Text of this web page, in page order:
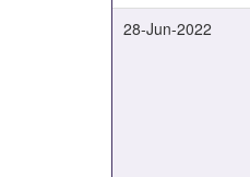
28-Jun-2022